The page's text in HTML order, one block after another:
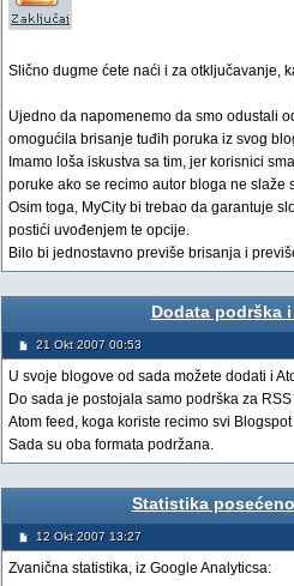
Slično dugme ćete naći i za otključavanje,
Ujedno da napomenemo da smo odustali
omogućila brisanje tuđih poruka iz svog
Imamo loša iskustva sa tim, jer korisnici
poruke ako se recimo autor bloga ne slaže
Osim toga, MyCity bi trebao da garantuje
postići uvođenjem te opcije.
Bilo bi jednostavno previše brisanja i
Dodata podrška
21 Okt 2007 00:53
U svoje blogove od sada možete dodati i
Do sada je postojala samo podrška za
Atom feed, koga koriste recimo svi
Sada su oba formata podržana.
Statistika
12 Okt 2007 13:27
Zvanična statistika, iz Google Analyticsa: